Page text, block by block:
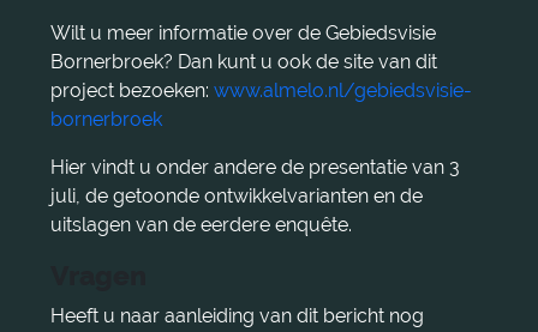
Wilt u meer informatie over de Gebiedsvisie
Bornerbroek? Dan kunt u ook de site van dit
project bezoeken: www.almelo.nl/gebiedsvisie-
bornerbroek
Hier vindt u onder andere de presentatie van 3
juli, de getoonde ontwikkelvarianten en de
uitslagen van de eerdere enquête.
Heeft u naar aanleiding van dit bericht nog